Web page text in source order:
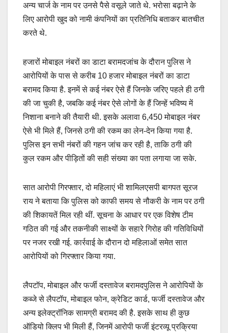
अन्य चार्ज के नाम पर उनसे पैसे वसूले जाते थे. भरोसा बढ़ाने के
लिए आरोपी खुद को नामी कंपनियों का प्रतिनिधि बताकर बातचीत
करते थे.
हजारों मोबाइल नंबरों का डाटा बरामदजांच के दौरान पुलिस ने
आरोपियों के पास से करीब 10 हजार मोबाइल नंबरों का डाटा
बरामद किया है. इनमें से कई नंबर ऐसे हैं जिनके जरिए पहले ही ठगी
की जा चुकी है, जबकि कई नंबर ऐसे लोगों के हैं जिन्हें भविष्य में
निशाना बनाने की तैयारी थी. इसके अलावा 6,450 मोबाइल नंबर
ऐसे भी मिले हैं, जिनसे ठगी की रकम का लेन-देन किया गया है.
पुलिस इन सभी नंबरों की गहन जांच कर रही है, ताकि ठगी की
कुल रकम और पीड़ितों की सही संख्या का पता लगाया जा सके.
सात आरोपी गिरफ्तार, दो महिलाएं भी शामिलएसपी बागपत सूरज
राय ने बताया कि पुलिस को काफी समय से नौकरी के नाम पर ठगी
की शिकायतें मिल रही थीं. सूचना के आधार पर एक विशेष टीम
गठित की गई और तकनीकी साक्ष्यों के सहारे गिरोह की गतिविधियों
पर नजर रखी गई. कार्रवाई के दौरान दो महिलाओं समेत सात
आरोपियों को गिरफ्तार किया गया.
लैपटॉप, मोबाइल और फर्जी दस्तावेज बरामदपुलिस ने आरोपियों के
कब्जे से लैपटॉप, मोबाइल फोन, क्रेडिट कार्ड, फर्जी दस्तावेज और
अन्य इलेक्ट्रॉनिक सामग्री बरामद की है. इसके साथ ही कुछ
ऑडियो क्लिप भी मिली हैं, जिनमें आरोपी फर्जी इंटरव्यू प्रक्रिया